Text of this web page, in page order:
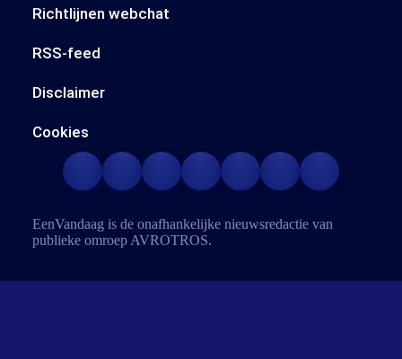
Richtlijnen webchat
RSS-feed
Disclaimer
Cookies
EenVandaag is de onafhankelijke nieuwsredactie van
publieke omroep AVROTROS.